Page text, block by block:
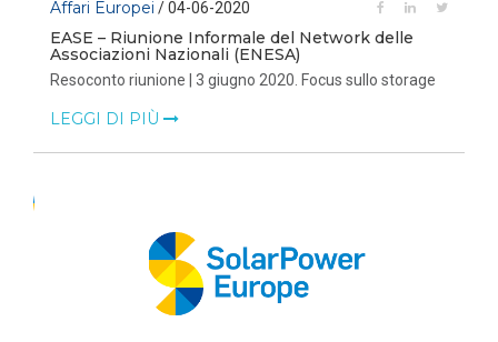
Affari Europei / 04-06-2020
EASE – Riunione Informale del Network delle
Associazioni Nazionali (ENESA)
Resoconto riunione | 3 giugno 2020. Focus sullo storage
LEGGI DI PIÙ